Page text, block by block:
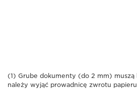
(1) Grube dokumenty (do 2 mm) muszą
należy wyjąć prowadnicę zwrotu